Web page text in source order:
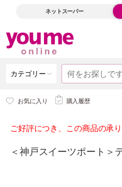
ネットスーパー
カテゴリー
お気に入り 購入履歴
ご好評につき、この商品の承
＜神戸スイーツポート＞